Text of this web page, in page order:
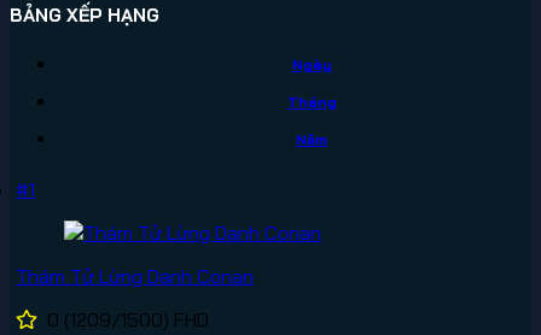
BẢNG XẾP HẠNG
Ngày
Tháng
Năm
#1
Thám Tử Lừng Danh Conan
0 (1209/1500) FHD